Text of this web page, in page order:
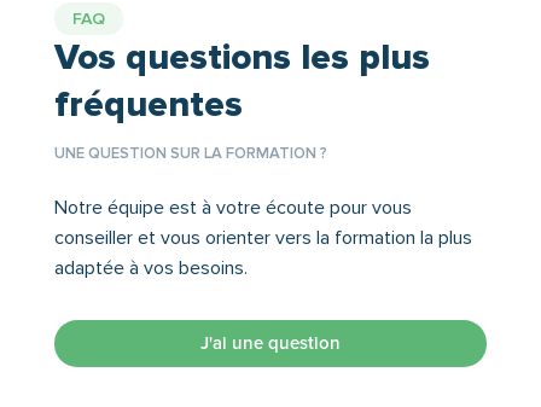
FAQ
Vos questions les plus
fréquentes
UNE QUESTION SUR LA FORMATION ?
Notre équipe est à votre écoute pour vous
conseiller et vous orienter vers la formation la plus
adaptée à vos besoins.
J'ai une question